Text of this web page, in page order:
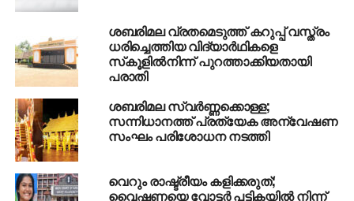
ശബരിമല വ്രതമെടുത്ത് കറുപ്പ് വസ്ത്രം
ധരിച്ചെത്തിയ വിദ്യാര്‍ഥികളെ
സ്‌കൂളില്‍നിന്ന് പുറത്താക്കിയതായി
പരാതി
ശബരിമല സ്വര്‍ണ്ണക്കൊള്ള;
സന്നിധാനത്ത് പ്രത്യേക അന്വേഷണ
സംഘം പരിശോധന നടത്തി
വെറും രാഷ്ട്രീയം കളിക്കരുത്;
വൈഷണയെ വോട്ടര്‍ പട്ടികയില്‍ നിന്ന്